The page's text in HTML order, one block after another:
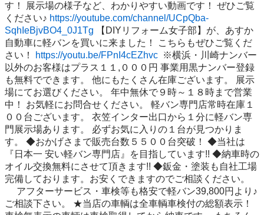
す！ 展示場の様子など、わかりやすい動画です！ ぜひご覧
ください♪ https://youtube.com/channel/UCpQba-
SqhIeBjvBO4_0J1Tg 【DIYリフォーム女子部】が、あすか
自動車に軽バンを買いに来ました！ こちらもぜひご覧くだ
さい！
https://youtu.be/FPnI4cEZhvc
  ※横浜・川崎ナンバー
以外のお客様はプラス１１,０００円 事業用黒ナンバー登録
も無料でできます。 他にもたくさん在庫ございます。 展示
場にてお選びください。 年中無休で９時～１８時まで営業
中！ お気軽にお問合せください。 軽バン専門店常時在庫１
００台ございます。 衣笠インター出口から１分に軽バン専
門展示場あります。 必ずお気に入りの１台が見つかりま
す。 ◆おかげさまで販売台数５５００台突破！ ◆当社は
『日本一 安い軽バン専門店』を目指しています!! ◆納車時の
オイル交換無料にさせて頂きます!! ◆鈑金・塗装も自社工場
完備しております。お安くできますのでご相談ください。
アフターサービス・車検等も格安で軽バン39,800円より♪
ご相談下さい。 ★当店の車輌は全車輌車検付の総額表示！